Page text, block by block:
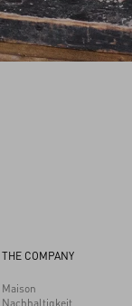
THE COMPANY
Maison
Nachhaltigkeit